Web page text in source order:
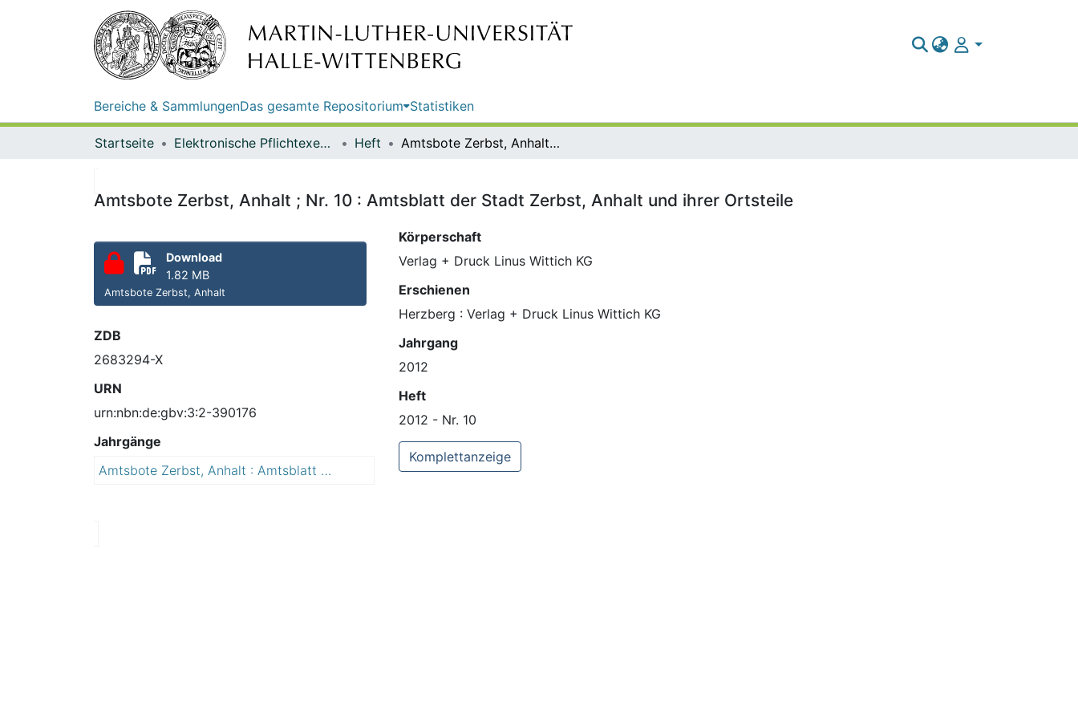
Bereiche & SammlungenDas gesamte Repositorium Statistiken
Startseite Elektronische Pflichtexemplare Heft Amtsbote Zerbst, Anhalt ; Nr. 10 : Amtsblatt der Stadt Zerbst, Anhalt und ihrer Ortsteile
Amtsbote Zerbst, Anhalt ; Nr. 10 : Amtsblatt der Stadt Zerbst, Anhalt und ihrer Ortsteile
Download
1.82 MB
Amtsbote Zerbst, Anhalt
ZDB
2683294-X
URN
urn:nbn:de:gbv:3:2-390176
Jahrgänge
Amtsbote Zerbst, Anhalt : Amtsblatt der Stadt Zerbst, Anhalt und ihrer Ortsteile
Körperschaft
Verlag + Druck Linus Wittich KG
Erschienen
Herzberg : Verlag + Druck Linus Wittich KG
Jahrgang
2012
Heft
2012 - Nr. 10
Komplettanzeige